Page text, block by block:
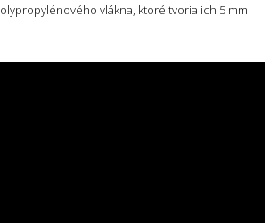
vlákna, ktoré tvoria ich 5 mm